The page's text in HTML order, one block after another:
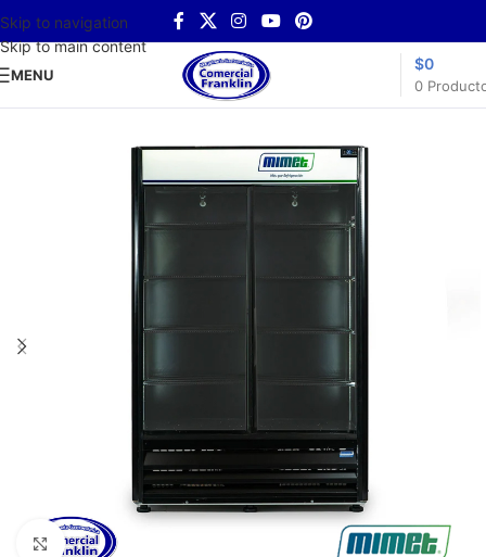
Skip to navigation
Skip to main content
MENU
0
$0
Haga clic para ampliar